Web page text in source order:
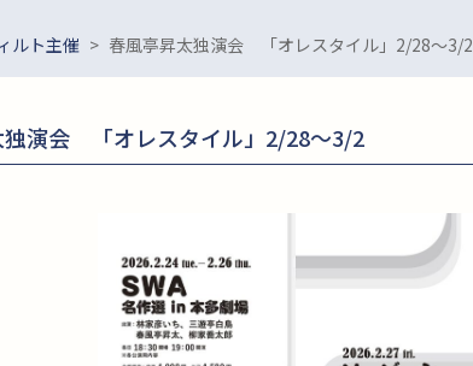
ルト主催 > 春風亭昇太独演会 「オレスタイル」2/28～3/2
独演会 「オレスタイル」2/28～3/2